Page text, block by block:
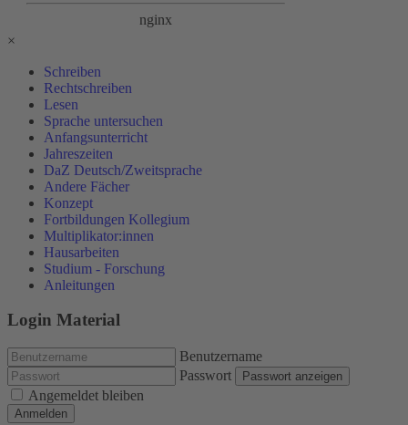
×
Schreiben
Rechtschreiben
Lesen
Sprache untersuchen
Anfangsunterricht
Jahreszeiten
DaZ Deutsch/Zweitsprache
Andere Fächer
Konzept
Fortbildungen Kollegium
Multiplikator:innen
Hausarbeiten
Studium - Forschung
Anleitungen
Login Material
Benutzername
Passwort
Passwort anzeigen
Angemeldet bleiben
Anmelden